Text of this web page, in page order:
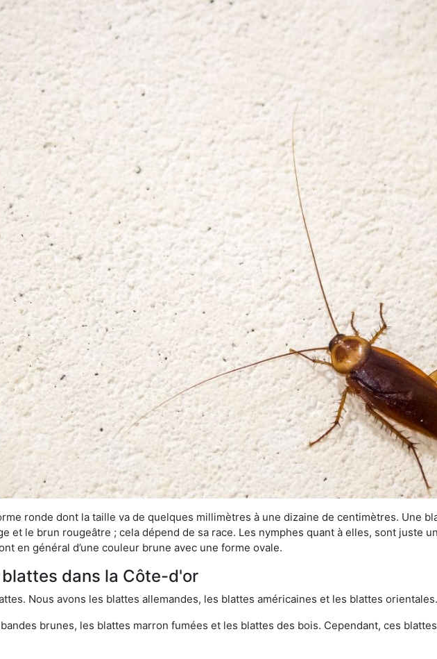
ronde dont la taille va de quelques millimètres à une dizaine de centimètres. Une
et le brun rougeâtre ; cela dépend de sa race. Les nymphes quant à elles, sont juste
en général d’une couleur brune avec une forme ovale.
dans la Côte-d'or
Nous avons les blattes allemandes, les blattes américaines et les blattes orientales.
brunes, les blattes marron fumées et les blattes des bois. Cependant, ces